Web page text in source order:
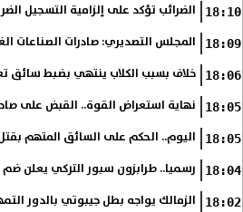
18:10 الضرائب تؤكد على إلزامية التسجيل
18:09 المجلس التصديري: صادرات الصناعات الغذائية إلى
18:06 خلاف بسبب الكلاب ينتهي بضبط سائق
18:05 نهاية استعراض القوة.. القبض على
18:05 اليوم.. الحكم على السائق المتهم بقتل رجل
18:04 رسميا.. طرابزون سبور التركي يعلن ضم
18:02 الزمالك يواجه بطل جيبوتي بالدور